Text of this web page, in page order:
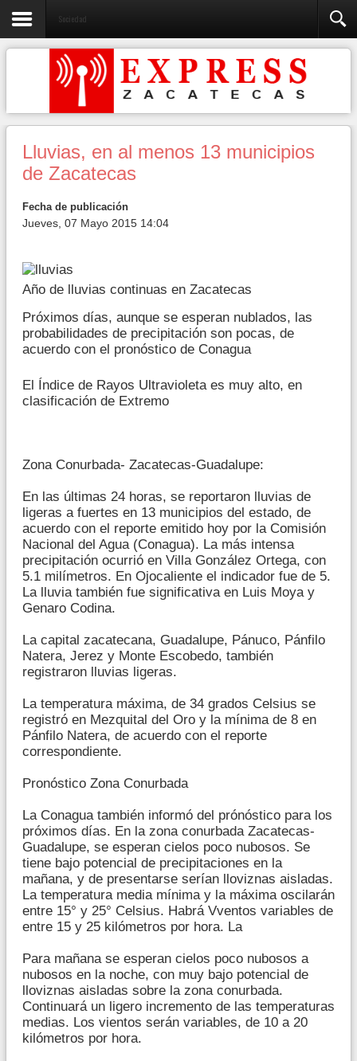
Sociedad
Lluvias, en al menos 13 municipios
de Zacatecas
Fecha de publicación
Jueves, 07 Mayo 2015 14:04
Año de lluvias continuas en Zacatecas
Próximos días, aunque se esperan nublados, las
probabilidades de precipitación son pocas, de
acuerdo con el pronóstico de Conagua
El Índice de Rayos Ultravioleta es muy alto, en
clasificación de Extremo
Zona Conurbada- Zacatecas-Guadalupe:
En las últimas 24 horas, se reportaron lluvias de
ligeras a fuertes en 13 municipios del estado, de
acuerdo con el reporte emitido hoy por la Comisión
Nacional del Agua (Conagua). La más intensa
precipitación ocurrió en Villa González Ortega, con
5.1 milímetros. En Ojocaliente el indicador fue de 5.
La lluvia también fue significativa en Luis Moya y
Genaro Codina.
La capital zacatecana, Guadalupe, Pánuco, Pánfilo
Natera, Jerez y Monte Escobedo, también
registraron lluvias ligeras.
La temperatura máxima, de 34 grados Celsius se
registró en Mezquital del Oro y la mínima de 8 en
Pánfilo Natera, de acuerdo con el reporte
correspondiente.
Pronóstico Zona Conurbada
La Conagua también informó del prónóstico para los
próximos días. En la zona conurbada Zacatecas-
Guadalupe, se esperan cielos poco nubosos. Se
tiene bajo potencial de precipitaciones en la
mañana, y de presentarse serían lloviznas aisladas.
La temperatura media mínima y la máxima oscilarán
entre 15° y 25° Celsius. Habrá Vventos variables de
entre 15 y 25 kilómetros por hora. La
Para mañana se esperan cielos poco nubosos a
nubosos en la noche, con muy bajo potencial de
lloviznas aisladas sobre la zona conurbada.
Continuará un ligero incremento de las temperaturas
medias. Los vientos serán variables, de 10 a 20
kilómetros por hora.